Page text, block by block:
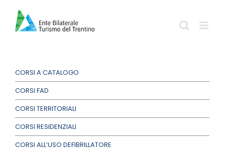
contenuto
CORSI A CATALOGO
CORSI FAD
CORSI TERRITORIALI
CORSI RESIDENZIALI
CORSI ALL’USO DEFIBRILLATORE